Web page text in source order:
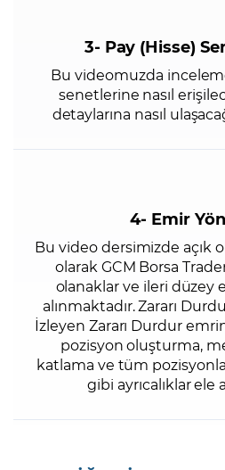
3- Pay (Hisse)
Bu videomuzda
senetlerine nasıl
detaylarına nasıl
4- Emir
Bu video dersimizde açık
olarak GCM Borsa
olanaklar ve ileri düzey
alınmaktadır. Zararı
İzleyen Zararı Durdur
pozisyon oluşturma,
katlama ve tüm
gibi ayrıcalıklar ele